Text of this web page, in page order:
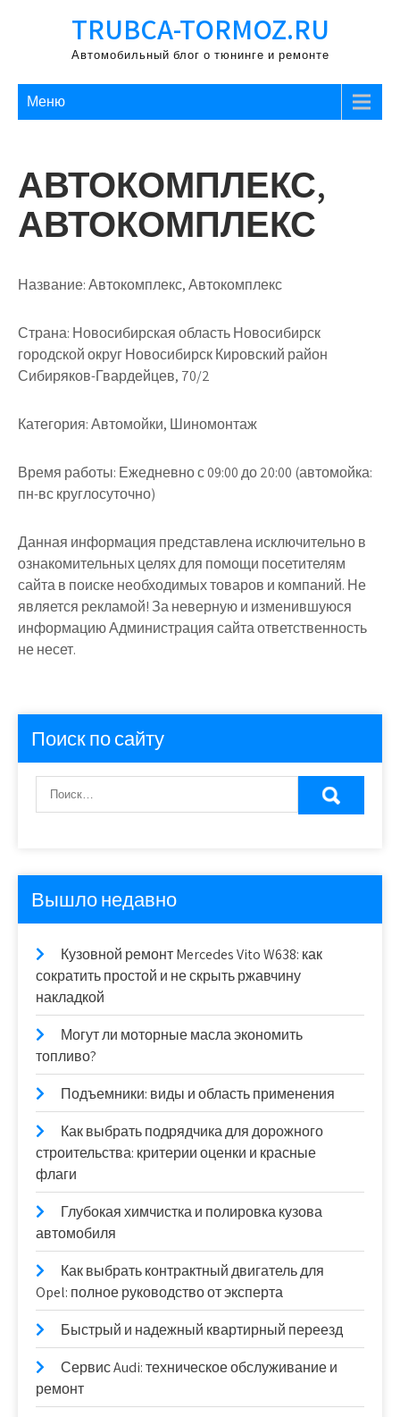
содержимому
TRUBCA-TORMOZ.RU
Автомобильный блог о тюнинге и ремонте
Меню
АВТОКОМПЛЕКС,
АВТОКОМПЛЕКС
Название:Автокомплекс, Автокомплекс
Страна: Новосибирская область Новосибирск
городской округ Новосибирск Кировский район
Сибиряков-Гвардейцев, 70/2
Категория:Автомойки, Шиномонтаж
Время работы: Ежедневно с 09:00 до 20:00 (автомойка:
пн-вс круглосуточно)
Данная информация представлена исключительно в
ознакомительных целях для помощи посетителям
сайта в поиске необходимых товаров и компаний. Не
является рекламой! За неверную и изменившуюся
информацию Администрация сайта ответственность
не несет.
Поиск по сайту
Вышло недавно
Кузовной ремонт Mercedes Vito W638: как
сократить простой и не скрыть ржавчину
накладкой
Могут ли моторные масла экономить
топливо?
Подъемники: виды и область применения
Как выбрать подрядчика для дорожного
строительства: критерии оценки и красные
флаги
Глубокая химчистка и полировка кузова
автомобиля
Как выбрать контрактный двигатель для
Opel: полное руководство от эксперта
Быстрый и надежный квартирный переезд
Сервис Audi: техническое обслуживание и
ремонт